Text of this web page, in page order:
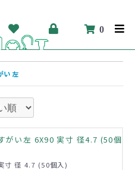
0
い 左
がい左 6X90 実寸 径4.7 (50個
寸 径 4.7 (50個入)